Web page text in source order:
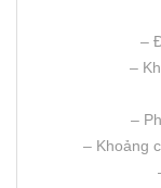
–
–
–
– Khoảng